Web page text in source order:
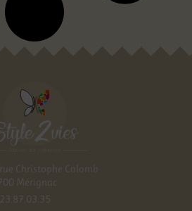
Christophe Colomb
Mérignac